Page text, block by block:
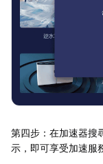
第四步：在加速器搜
示，即可享受加速服